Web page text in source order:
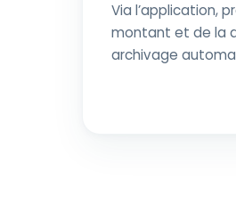
Via l’application,
montant et de la
archivage